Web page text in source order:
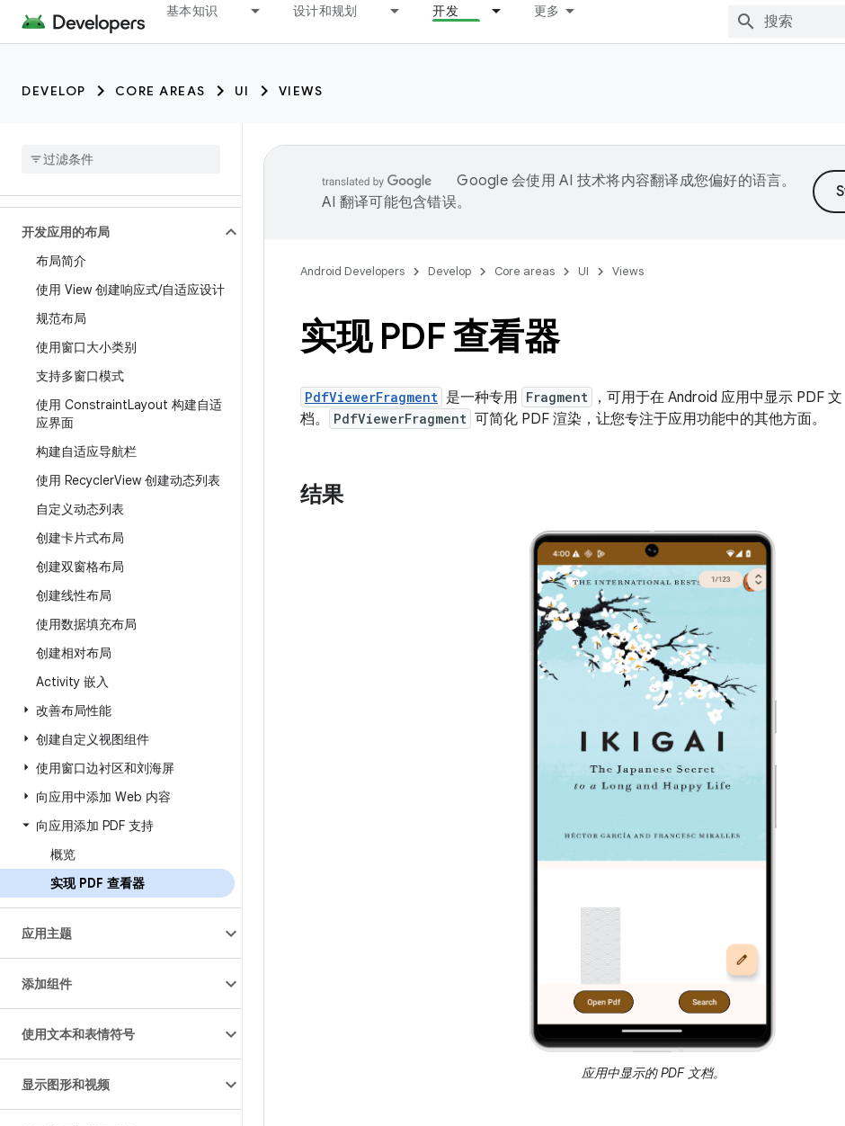
基本知识 设计和规划 开发 更多
DEVELOP CORE AREAS UI VIEWS
开发应用的布局
布局简介
使用 View 创建响应式/自适应设计
规范布局
使用窗口大小类别
支持多窗口模式
使用 ConstraintLayout 构建自适
应界面
构建自适应导航栏
使用 RecyclerView 创建动态列表
自定义动态列表
创建卡片式布局
创建双窗格布局
创建线性布局
使用数据填充布局
创建相对布局
Activity 嵌入
改善布局性能
创建自定义视图组件
使用窗口边衬区和刘海屏
向应用中添加 Web 内容
向应用添加 PDF 支持
概览
实现 PDF 查看器
应用主题
添加组件
使用文本和表情符号
显示图形和视频
Google 会使用 AI 技术将内容翻译成您偏好的语言。
AI 翻译可能包含错误。
Android Developers Develop Core areas UI Views
实现 PDF 查看器
PdfViewerFragment 是一种专用 Fragment
，可用于在 Android 应用中显示 PDF 文
档。
PdfViewerFragment 可简化 PDF 渲染，让您专注于应用功能中的其他方面。
结果
应用中显示的 PDF 文档。